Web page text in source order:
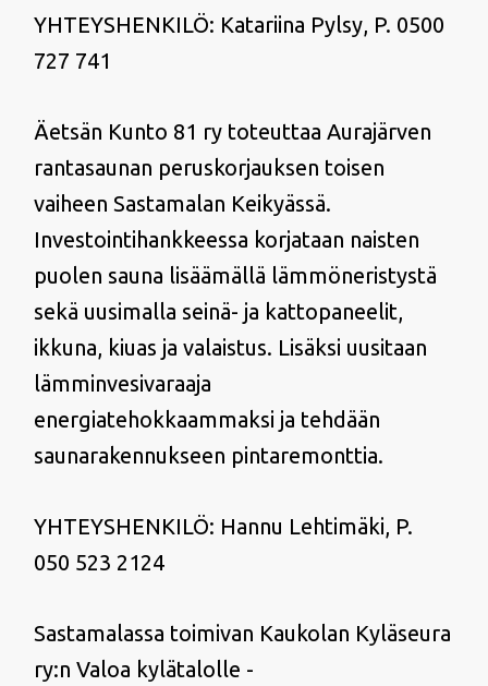
YHTEYSHENKILÖ: Katariina Pylsy, P. 0500
727 741
Äetsän Kunto 81 ry toteuttaa Aurajärven
rantasaunan peruskorjauksen toisen
vaiheen Sastamalan Keikyässä.
Investointihankkeessa korjataan naisten
puolen sauna lisäämällä lämmöneristystä
sekä uusimalla seinä- ja kattopaneelit,
ikkuna, kiuas ja valaistus. Lisäksi uusitaan
lämminvesivaraaja
energiatehokkaammaksi ja tehdään
saunarakennukseen pintaremonttia.
YHTEYSHENKILÖ: Hannu Lehtimäki, P.
050 523 2124
Sastamalassa toimivan Kaukolan Kyläseura
ry:n Valoa kylätalolle -